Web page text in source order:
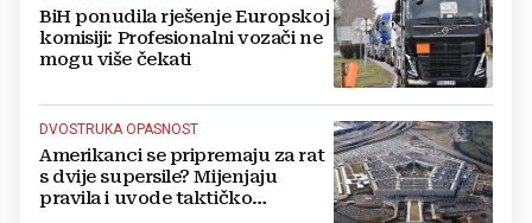
BiH ponudila rješenje Europskoj
komisiji: Profesionalni vozači ne
mogu više čekati
DVOSTRUKA OPASNOST
Amerikanci se pripremaju za rat
s dvije supersile? Mijenjaju
pravila i uvode taktičko